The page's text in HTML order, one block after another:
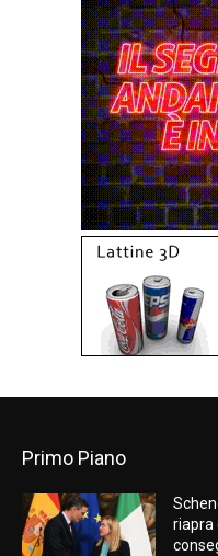
Primo Piano
riapra